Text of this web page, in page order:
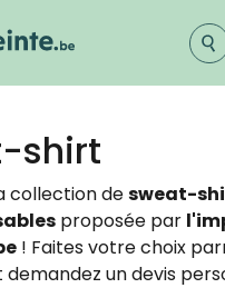
shirt
collection desweat-
proposée par
! Faites votre choix
un devis